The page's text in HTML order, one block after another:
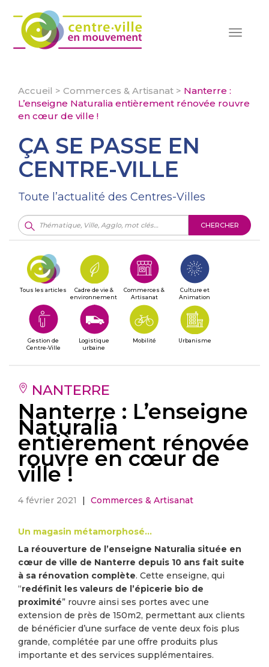
Toggle
Accueil > Commerces & Artisanat > Nanterre :
L’enseigne Naturalia entièrement rénovée rouvre
en cœur de ville !
ÇA SE PASSE EN
CENTRE-VILLE
Toute l’actualité des Centres-Villes
CHERCHER
Tous les articles
Cadre de vie &
environnement
Commerces &
Artisanat
Culture et
Animation
Gestion de
Centre-Ville
Logistique
urbaine
Mobilité Urbanisme
NANTERRE
Nanterre : L’enseigne
Naturalia
entièrement rénovée
rouvre en cœur de
ville !
4 février 2021 | Commerces & Artisanat
Un magasin métamorphosé…
La réouverture de l’enseigne Naturalia située en
cœur de ville de Nanterre depuis 10 ans fait suite
à sa rénovation complète. Cette enseigne, qui
“redéfinit les valeurs de l’épicerie bio de
proximité” rouvre ainsi ses portes avec une
extension de près de 150m2, permettant aux clients
de bénéficier d’une surface de vente deux fois plus
grande, complétée par une offre produits plus
importante et des services supplémentaires.